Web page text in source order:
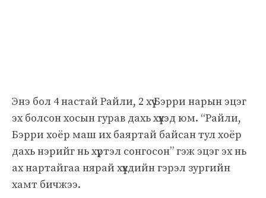
Энэ бол 4 настай Райли, 2 хүү Бэрри нарын эцэг
эх болсон хосын гурав дахь хүүхэд юм. “Райли,
Бэрри хоёр маш их баяртай байсан тул хоёр
дахь нэрийг нь хүртэл сонгосон” гэж эцэг эх нь
ах нартайгаа нярай хүүхдийн гэрэл зургийн
хамт бичжээ.